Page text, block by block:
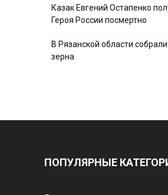
Казак Евгений Остапенко
Героя России посмертно
В Рязанской области
зерна
ПОПУЛЯРНЫЕ